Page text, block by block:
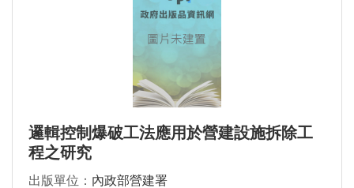
邏輯控制爆破工法應用於營建設施拆除工
程之研究
出版單位： 內政部營建署